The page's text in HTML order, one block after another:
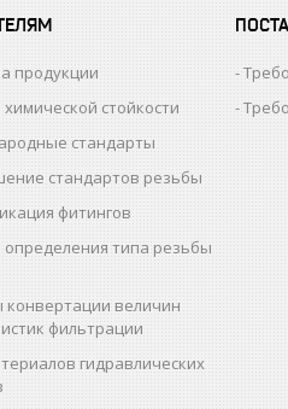
продукции
стойкости
стандарты
стандартов резьбы
фитингов
определения типа резьбы
конвертации величин
фильтрации
гидравлических